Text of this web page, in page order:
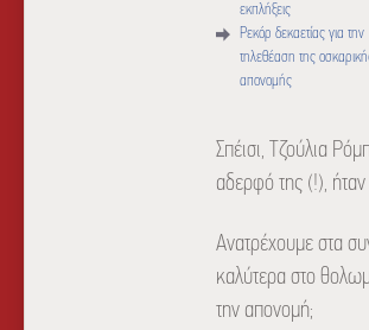
εκπλήξεις
Ρεκόρ δεκαετίας για την
τηλεθέαση της
απονομής
Σπέισι, Τζούλια
αδερφό της (!),
Ανατρέχουμε στα
καλύτερα στο
την απονομή;